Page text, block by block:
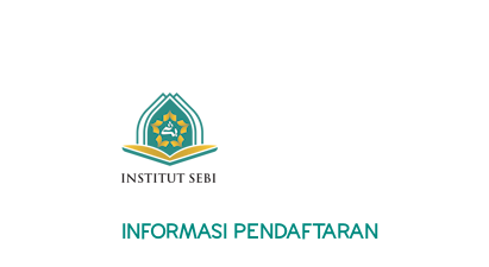
INFORMASI PENDAFTARAN